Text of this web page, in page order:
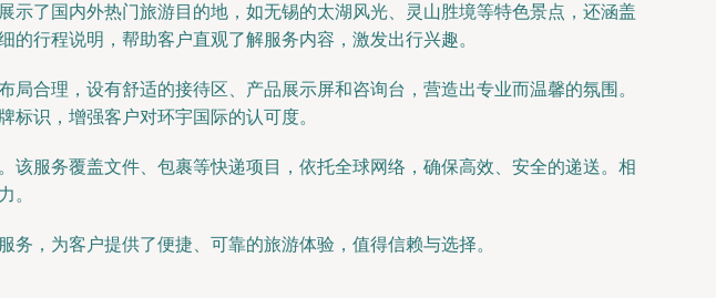
了国内外热门旅游目的地，如无锡的太湖风光、灵山胜境等特色景点，还涵盖
行程说明，帮助客户直观了解服务内容，激发出行兴趣。
合理，设有舒适的接待区、产品展示屏和咨询台，营造出专业而温馨的氛围。
识，增强客户对环宇国际的认可度。
服务覆盖文件、包裹等快递项目，依托全球网络，确保高效、安全的递送。相
。
，为客户提供了便捷、可靠的旅游体验，值得信赖与选择。